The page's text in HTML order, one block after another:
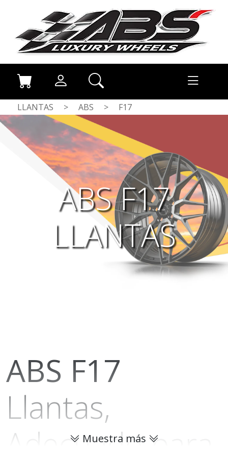
LLANTAS > ABS > F17
ABS F17
LLANTAS
ABS F17
Llantas,
Adecuado para
Muestra más